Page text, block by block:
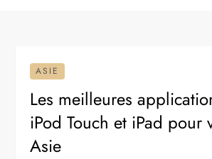
ASIE
Les meilleures
iPod Touch et iPad pour
Asie